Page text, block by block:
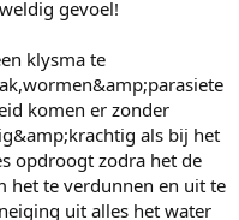
gevoel!
klysma te
komen er zonder
als bij het
opdroogt zodra het de
het te verdunnen en uit te
uit alles het water